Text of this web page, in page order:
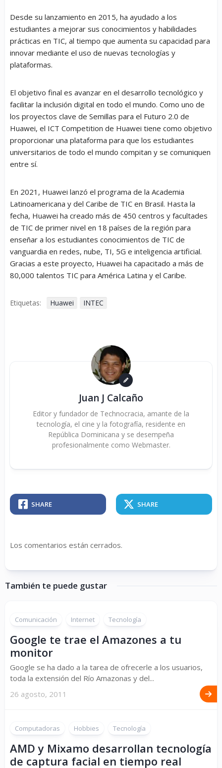
Desde su lanzamiento en 2015, ha ayudado a los
estudiantes a mejorar sus conocimientos y habilidades
prácticas en TIC, al tiempo que aumenta su capacidad para
innovar mediante el uso de nuevas tecnologías y
plataformas.
El objetivo final es avanzar en el desarrollo tecnológico y
facilitar la inclusión digital en todo el mundo. Como uno de
los proyectos clave de Semillas para el Futuro 2.0 de
Huawei, el ICT Competition de Huawei tiene como objetivo
proporcionar una plataforma para que los estudiantes
universitarios de todo el mundo compitan y se comuniquen
entre sí.
En 2021, Huawei lanzó el programa de la Academia
Latinoamericana y del Caribe de TIC en Brasil. Hasta la
fecha, Huawei ha creado más de 450 centros y facultades
de TIC de primer nivel en 18 países de la región para
enseñar a los estudiantes conocimientos de TIC de
vanguardia en redes, nube, TI, 5G e inteligencia artificial.
Gracias a este proyecto, Huawei ha capacitado a más de
80,000 talentos TIC para América Latina y el Caribe.
Etiquetas: Huawei INTEC
Juan J Calcaño
Editor y fundador de Technocracia, amante de la
tecnología, el cine y la fotografía, residente en
República Dominicana y se desempeña
profesionalmente como Webmaster.
SHARE SHARE
Los comentarios están cerrados.
También te puede gustar
Comunicación Internet Tecnología
Google te trae el Amazones a tu
monitor
Google se ha dado a la tarea de ofrecerle a los usuarios,
toda la extensión del Río Amazonas y del...
26 agosto, 2011
Computadoras Hobbies Tecnología
AMD y Mixamo desarrollan tecnología
de captura facial en tiempo real